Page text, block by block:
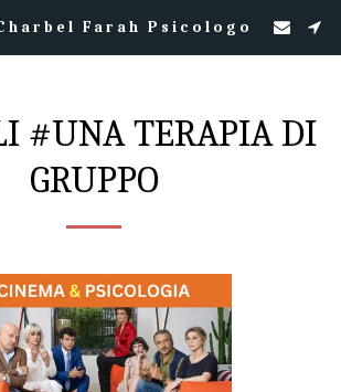
Farah Psicologo
#UNA TERAPIA DI
GRUPPO